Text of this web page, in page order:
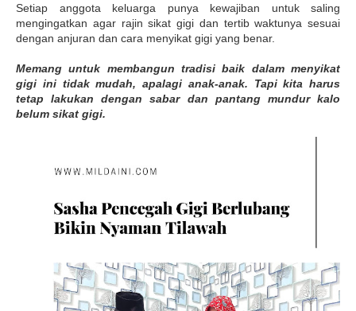
Setiap anggota keluarga punya kewajiban untuk saling
mengingatkan agar rajin sikat gigi dan tertib waktunya sesuai
dengan anjuran dan cara menyikat gigi yang benar.
Memang untuk membangun tradisi baik dalam menyikat
gigi ini tidak mudah, apalagi anak-anak. Tapi kita harus
tetap lakukan dengan sabar dan pantang mundur kalo
belum sikat gigi.